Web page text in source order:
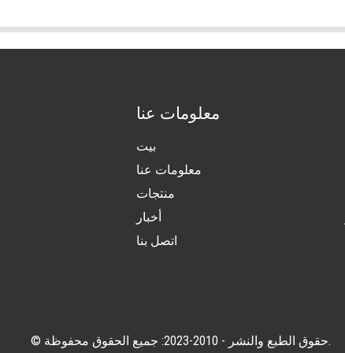
معلومات عنا
بيت
معلومات عنا
منتجات
أخبار
اتصل بنا
© حقوق الطبع والنشر - 2010-2023: جميع الحقوق محفوظة.